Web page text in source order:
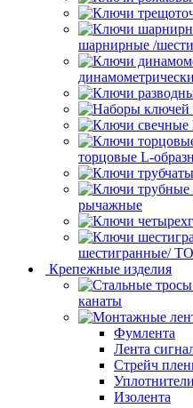
шарнирные /
торцовые L-
рычажные
шестигранные/
Крепежные изделия
канаты
Фумлента
Лента
Стрейч
Уплотнители
Изолента